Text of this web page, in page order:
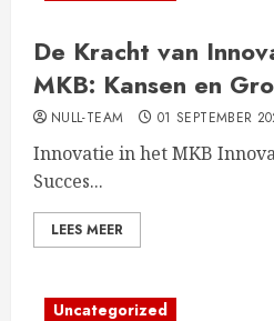
De Kracht van
MKB: Kansen en
NULL-TEAM 01 SEPTEMBER
Innovatie in het MKB
Succes...
LEES MEER
Uncategorized